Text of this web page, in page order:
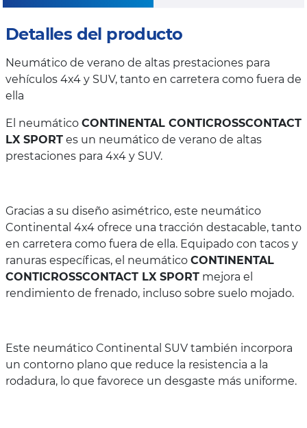
Detalles del producto
Neumático de verano de altas prestaciones para
vehículos 4x4 y SUV, tanto en carretera como fuera de
ella
El neumático CONTINENTAL CONTICROSSCONTACT
LX SPORT es un neumático de verano de altas
prestaciones para 4x4 y SUV.
Gracias a su diseño asimétrico, este neumático
Continental 4x4 ofrece una tracción destacable, tanto
en carretera como fuera de ella. Equipado con tacos y
ranuras específicas, el neumático CONTINENTAL
CONTICROSSCONTACT LX SPORT mejora el
rendimiento de frenado, incluso sobre suelo mojado.
Este neumático Continental SUV también incorpora
un contorno plano que reduce la resistencia a la
rodadura, lo que favorece un desgaste más uniforme.